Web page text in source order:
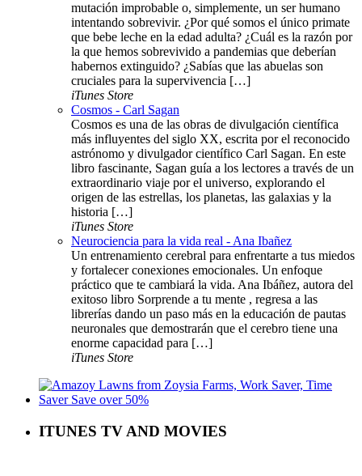
mutación improbable o, simplemente, un ser humano
intentando sobrevivir. ¿Por qué somos el único primate
que bebe leche en la edad adulta? ¿Cuál es la razón por
la que hemos sobrevivido a pandemias que deberían
habernos extinguido? ¿Sabías que las abuelas son
cruciales para la supervivencia […]
iTunes Store
Cosmos - Carl Sagan
Cosmos es una de las obras de divulgación científica
más influyentes del siglo XX, escrita por el reconocido
astrónomo y divulgador científico Carl Sagan. En este
libro fascinante, Sagan guía a los lectores a través de un
extraordinario viaje por el universo, explorando el
origen de las estrellas, los planetas, las galaxias y la
historia […]
iTunes Store
Neurociencia para la vida real - Ana Ibañez
Un entrenamiento cerebral para enfrentarte a tus miedos
y fortalecer conexiones emocionales. Un enfoque
práctico que te cambiará la vida. Ana Ibáñez, autora del
exitoso libro Sorprende a tu mente , regresa a las
librerías dando un paso más en la educación de pautas
neuronales que demostrarán que el cerebro tiene una
enorme capacidad para […]
iTunes Store
ITUNES TV AND MOVIES